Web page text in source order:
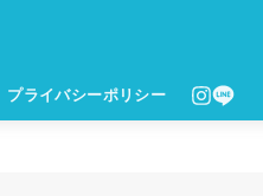
プライバシーポリシー